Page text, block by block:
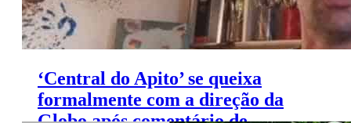
‘Central do Apito’ se queixa
formalmente com a direção da